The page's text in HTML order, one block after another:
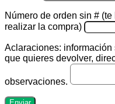
Número de orden sin #
realizar la compra)
Aclaraciones:
que quieres devolver,
observaciones.